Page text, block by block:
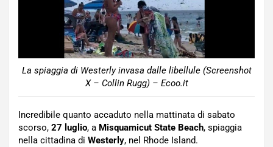
La spiaggia di Westerly invasa dalle libellule (Screenshot
X – Collin Rugg) – Ecoo.it
Incredibile quanto accaduto nella mattinata di sabato
scorso, 27 luglio, a Misquamicut State Beach, spiaggia
nella cittadina di Westerly, nel Rhode Island.